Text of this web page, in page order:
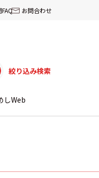
お問合わせ
絞り込み検索
しWeb